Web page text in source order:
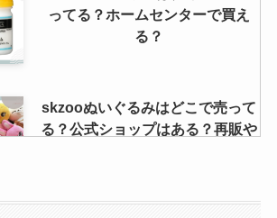
ってる？ホームセンターで買え
る？
skzooぬいぐるみはどこで売って
る？公式ショップはある？再販や